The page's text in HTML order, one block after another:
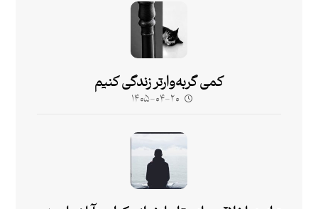
کمی گربه‌وارتر زندگی کنیم
۱۴۰۵-۰۴-۲۰